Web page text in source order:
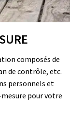
composés de
de contrôle, etc.
personnels et
pour votre